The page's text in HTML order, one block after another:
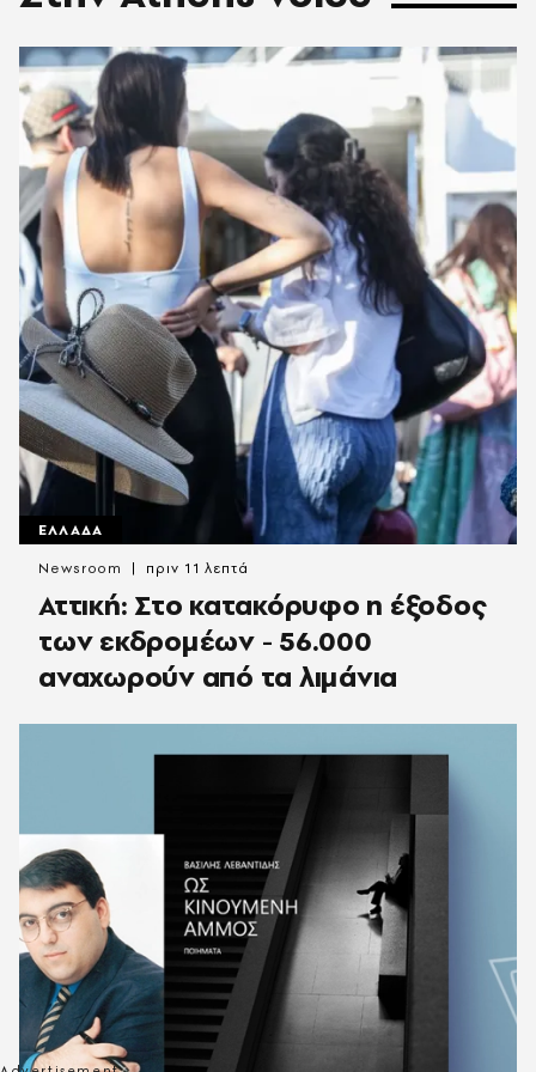
ΕΛΛΑΔΑ
Αττική: Στο κατακόρυφο η έξοδος
των εκδρομέων - 56.000
αναχωρούν από τα λιμάνια
Newsroom πριν 11 λεπτά